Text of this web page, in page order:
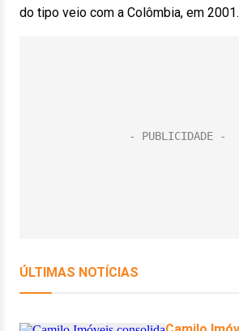
do tipo veio com a Colômbia, em 2001.